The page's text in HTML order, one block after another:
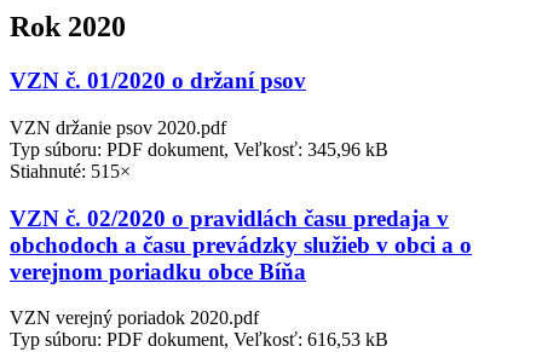
Rok 2020
VZN č. 01/2020 o držaní psov
VZN držanie psov 2020.pdf
Typ súboru: PDF dokument, Veľkosť: 345,96 kB
Stiahnuté: 515×
VZN č. 02/2020 o pravidlách času predaja v
obchodoch a času prevádzky služieb v obci a o
verejnom poriadku obce Bíňa
VZN verejný poriadok 2020.pdf
Typ súboru: PDF dokument, Veľkosť: 616,53 kB